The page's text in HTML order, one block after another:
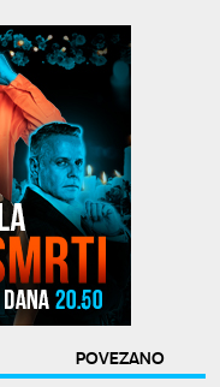
POVEZANO